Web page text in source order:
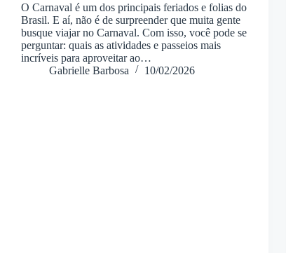
O Carnaval é um dos principais feriados e folias do
Brasil. E aí, não é de surpreender que muita gente
busque viajar no Carnaval. Com isso, você pode se
perguntar: quais as atividades e passeios mais
incríveis para aproveitar ao…
Gabrielle Barbosa
10/02/2026